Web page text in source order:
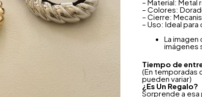
– Material: Metal
– Colores:
– Cierre:
– Uso: Ideal
La
imágenes
Tiempo de
(En temporadas
pueden variar)
¿ Es Un Regalo?
Sorprende a esa